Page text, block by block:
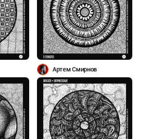
Артем Смирнов